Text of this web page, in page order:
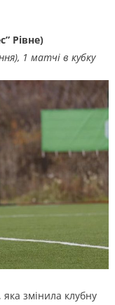
Рівне)
1 матчі в кубку
змінила клубну